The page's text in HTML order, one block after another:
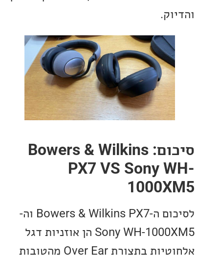
סיכום: Bowers & Wilkins
PX7 VS Sony
לסיכום ה-Bowers & Wilkins PX7 וה-
Sony WH-1000XM5 הן אוזניות דגל
אלחוטיות בתצורת Over Ear מהטובות